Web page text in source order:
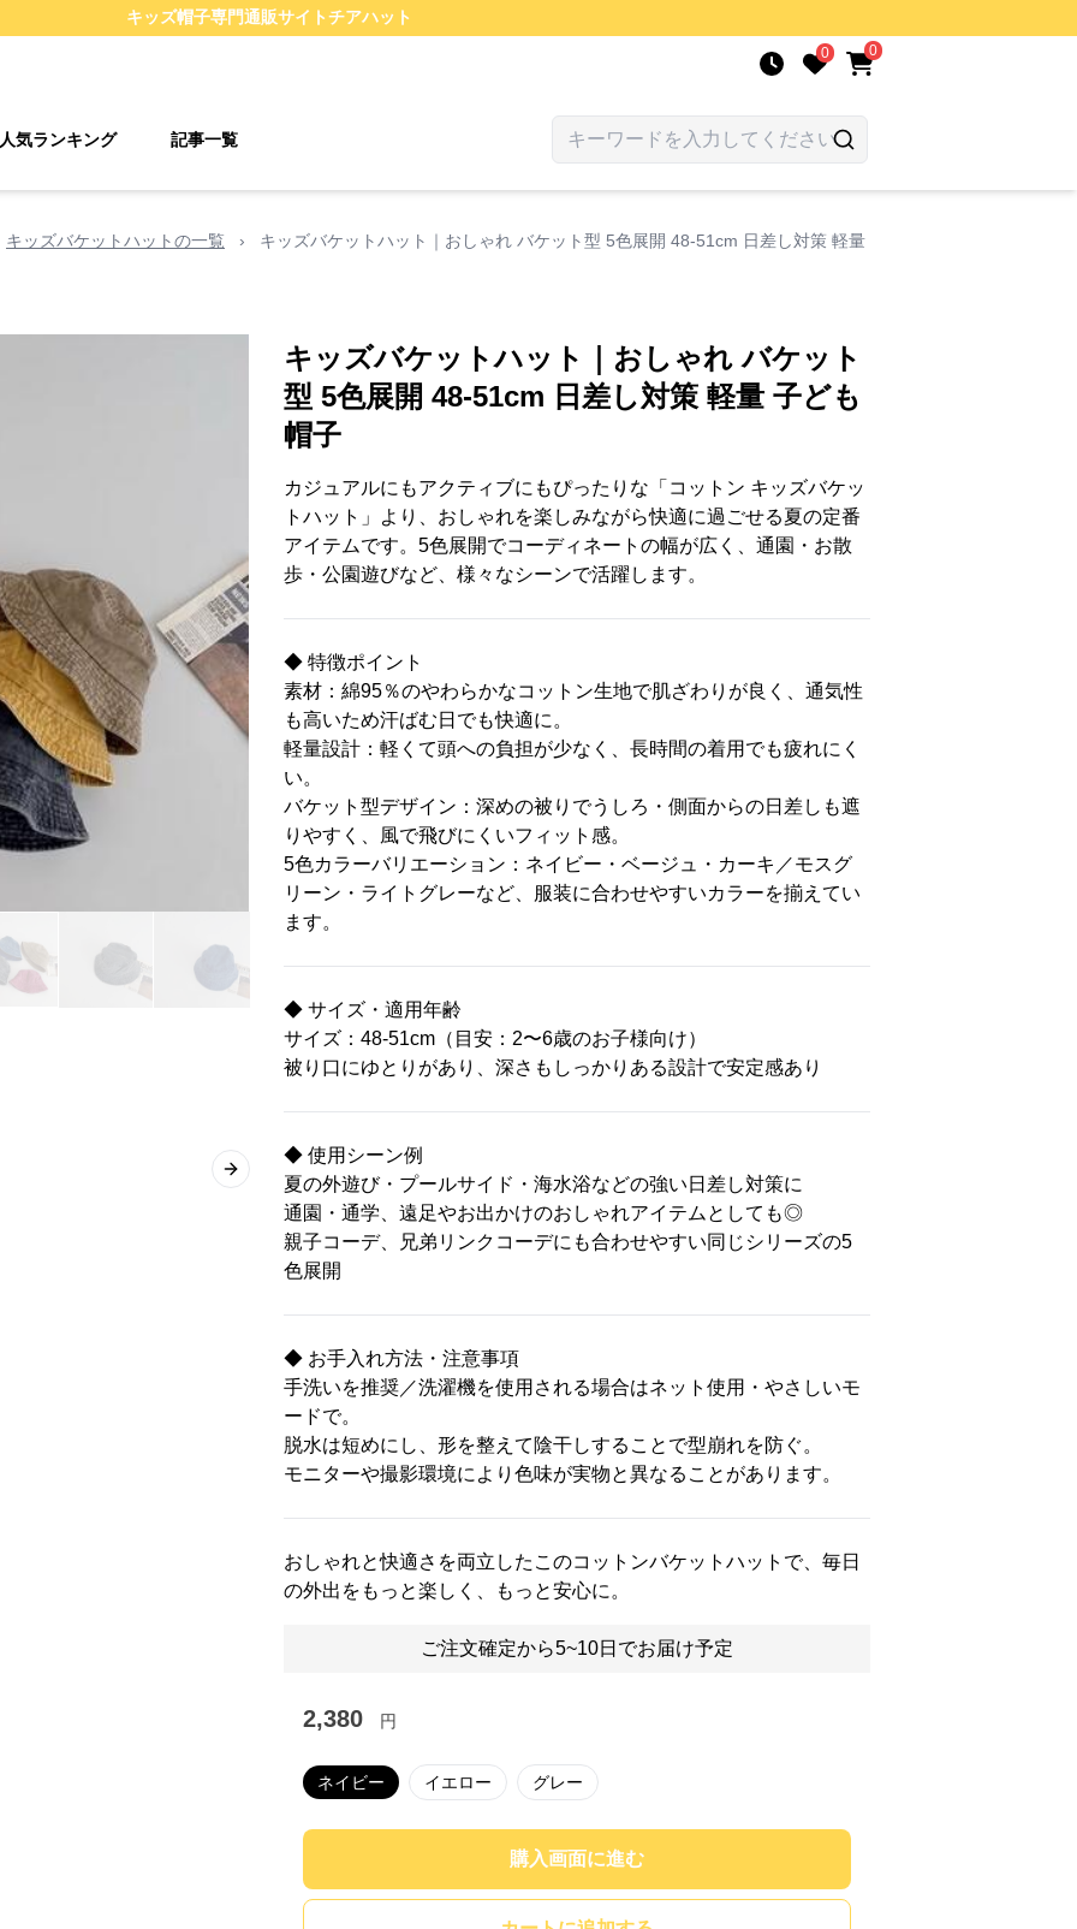
キッズ帽子専門通販サイトチアハット
0 0
人気ランキング 記事一覧
キッズバケットハットの一覧 ›
キッズバケットハット｜おしゃれ バケット型 5色展開 48-51cm 日差し対策 軽量
Next slide
キッズバケットハット｜おしゃれ バケット
型 5色展開 48-51cm 日差し対策 軽量 子ども
帽子
カジュアルにもアクティブにもぴったりな「コットン キッズバケッ
トハット」より、おしゃれを楽しみながら快適に過ごせる夏の定番
アイテムです。5色展開でコーディネートの幅が広く、通園・お散
歩・公園遊びなど、様々なシーンで活躍します。
◆ 特徴ポイント
素材：綿95％のやわらかなコットン生地で肌ざわりが良く、通気性
も高いため汗ばむ日でも快適に。
軽量設計：軽くて頭への負担が少なく、長時間の着用でも疲れにく
い。
バケット型デザイン：深めの被りでうしろ・側面からの日差しも遮
りやすく、風で飛びにくいフィット感。
5色カラーバリエーション：ネイビー・ベージュ・カーキ／モスグ
リーン・ライトグレーなど、服装に合わせやすいカラーを揃えてい
ます。
◆ サイズ・適用年齢
サイズ：48-51cm（目安：2〜6歳のお子様向け）
被り口にゆとりがあり、深さもしっかりある設計で安定感あり
◆ 使用シーン例
夏の外遊び・プールサイド・海水浴などの強い日差し対策に
通園・通学、遠足やお出かけのおしゃれアイテムとしても◎
親子コーデ、兄弟リンクコーデにも合わせやすい同じシリーズの5
色展開
◆ お手入れ方法・注意事項
手洗いを推奨／洗濯機を使用される場合はネット使用・やさしいモ
ードで。
脱水は短めにし、形を整えて陰干しすることで型崩れを防ぐ。
モニターや撮影環境により色味が実物と異なることがあります。
おしゃれと快適さを両立したこのコットンバケットハットで、毎日
の外出をもっと楽しく、もっと安心に。
ご注文確定から5~10日でお届け予定
2,380 円
ネイビー イエロー グレー
購入画面に進む